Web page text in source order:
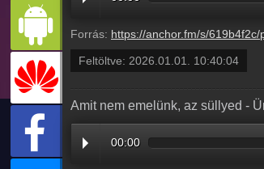
Forrás: https://anchor.fm/s/619b4f2c/podcast/play/113360420/https%3A%2F%2Fd3ctxlq1ktw2nl.cloudfront.net%2Fstaging%2F2026-0-
Feltöltve: 2026.01.01. 10:40:04
Amit nem emelünk, az süllyed -
00:00